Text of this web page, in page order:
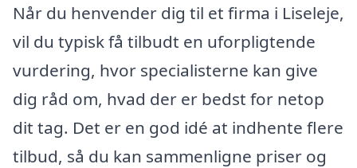
Når du henvender dig til et firma i Liseleje,
vil du typisk få tilbudt en uforpligtende
vurdering, hvor specialisterne kan give
dig råd om, hvad der er bedst for netop
dit tag. Det er en god idé at indhente flere
tilbud, så du kan sammenligne priser og